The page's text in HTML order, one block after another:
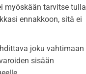
myöskään tarvitse tulla
ennakkoon, sitä ei
joku vahtimaan
sisään